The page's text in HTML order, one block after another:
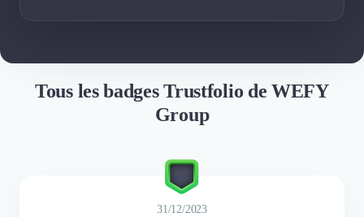
Tous les badges Trustfolio de WEFY
Group
31/12/2023